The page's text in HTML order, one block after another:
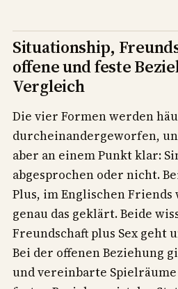
Situationship,
offene und feste
Vergleich
Die vier Formen werden
durcheinandergeworfen,
aber an einem Punkt klar:
abgesprochen oder nicht.
Plus, im Englischen
genau das geklärt. Beide
Freundschaft plus Sex geht
Bei der offenen Beziehung
und vereinbarte Spielräume